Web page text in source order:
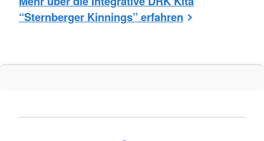
“Sternberger Kinnings” erfahren